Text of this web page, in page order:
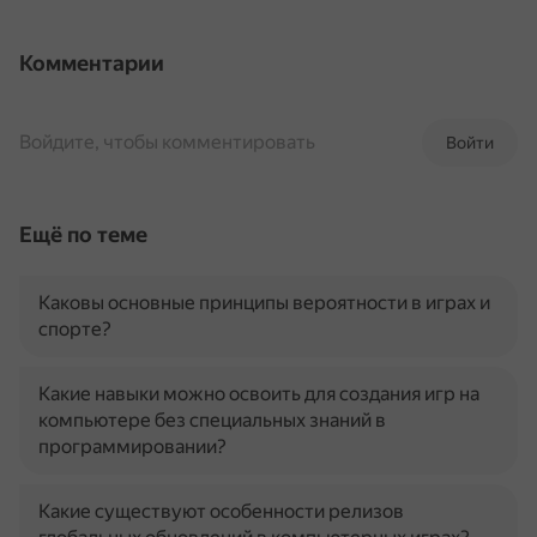
Комментарии
Войти
Войдите, чтобы комментировать
Ещё по теме
Каковы основные принципы вероятности в играх и
спорте?
Какие навыки можно освоить для создания игр на
компьютере без специальных знаний в
программировании?
Какие существуют особенности релизов